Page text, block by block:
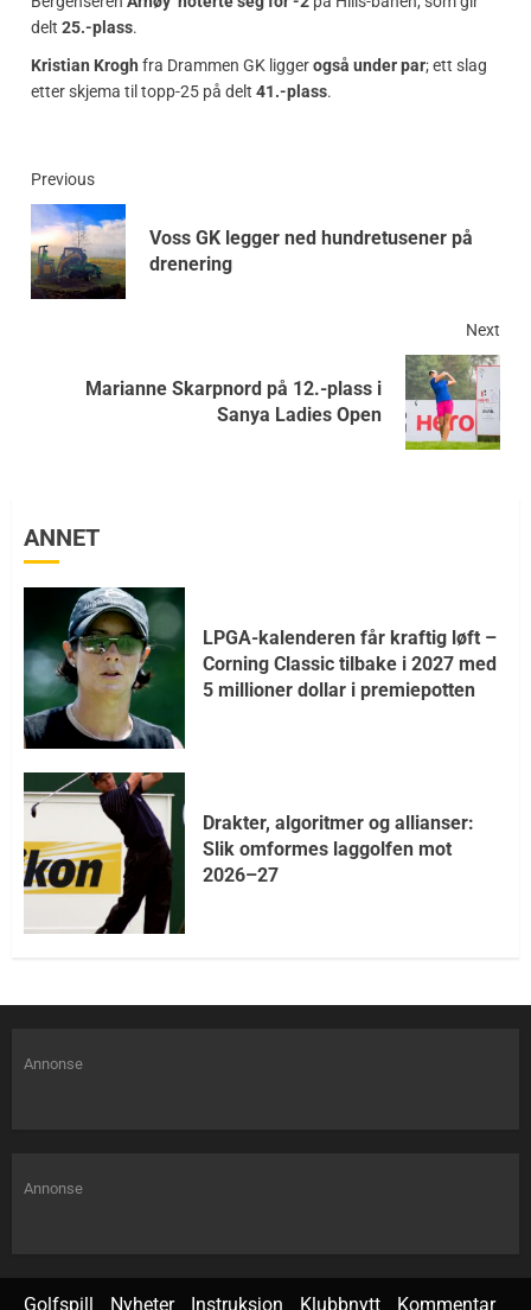
delt 25.-plass.
Kristian Krogh fra Drammen GK liggerogså under par; ett slag
etter skjema til topp-25 på delt 41.-plass.
Previous
Voss GK legger ned hundretusener på
drenering
Next
Marianne Skarpnord på 12.-plass i
Sanya Ladies Open
ANNET
LPGA-kalenderen får kraftig løft –
Corning Classic tilbake i 2027 med
5 millioner dollar i premiepotten
Drakter, algoritmer og allianser:
Slik omformes laggolfen mot
2026–27
Annonse
Annonse
Golfspill Nyheter Instruksjon Klubbnytt Kommentar